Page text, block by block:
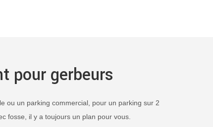
pour gerbeurs
ou un parking commercial, pour un parking sur 2
fosse, il y a toujours un plan pour vous.